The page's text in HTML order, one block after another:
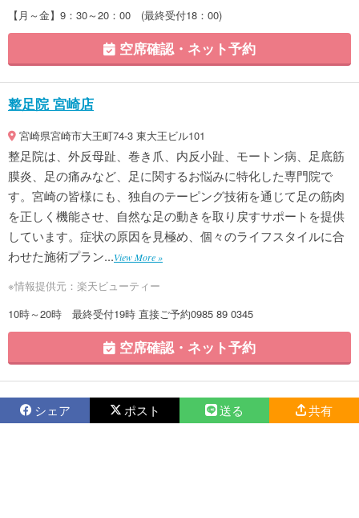
【月～金】9：30～20：00 (最終受付18：00)
空席確認・ネット予約
整足院 宮崎店
宮崎県宮崎市大王町74-3 東大王ビル101
整足院は、外反母趾、巻き爪、内反小趾、モートン病、足底筋
膜炎、足の痛みなど、足に関するお悩みに特化した専門院で
す。宮崎の皆様にも、独自のテーピング技術を通じて足の筋肉
を正しく機能させ、自然な足の動きを取り戻すサポートを提供
しています。症状の原因を見極め、個々のライフスタイルに合
わせた施術プラン...View More »
※情報提供元：楽天ビューティー
10時～20時 最終受付19時 直接ご予約0985 89 0345
空席確認・ネット予約
シェア ポスト 送る 共有